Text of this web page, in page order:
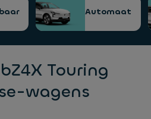
Automaat
Touring
wagens